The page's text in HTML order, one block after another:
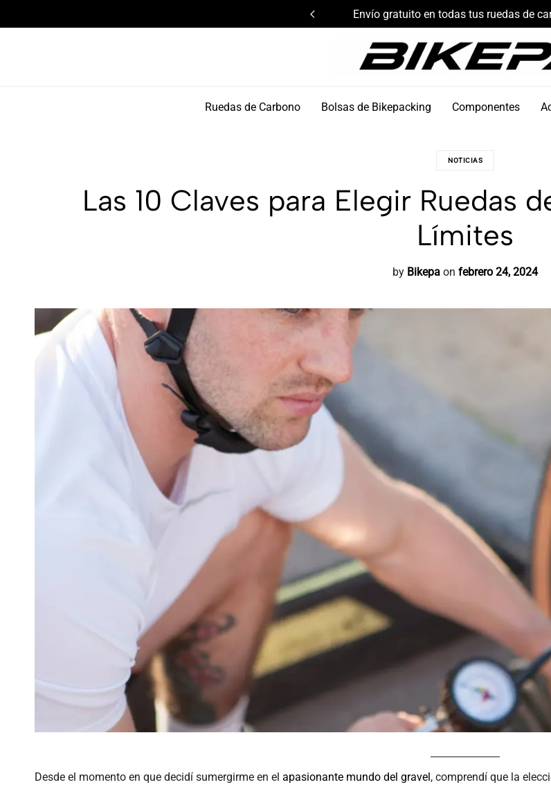
Envío gratuito en todas tus ruedas de
Ruedas de Carbono Bolsas de Bikepacking Componentes
NOTICIAS
Las 10 Claves para Elegir Ruedas
Límites
by Bikepa on febrero 24, 2024
Desde el momento en que decidí sumergirme en el apasionante mundo del gravel, comprendí que la